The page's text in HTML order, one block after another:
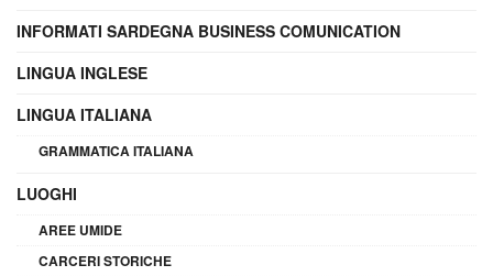
INFORMATI SARDEGNA BUSINESS COMUNICATION
LINGUA INGLESE
LINGUA ITALIANA
GRAMMATICA ITALIANA
LUOGHI
AREE UMIDE
CARCERI STORICHE